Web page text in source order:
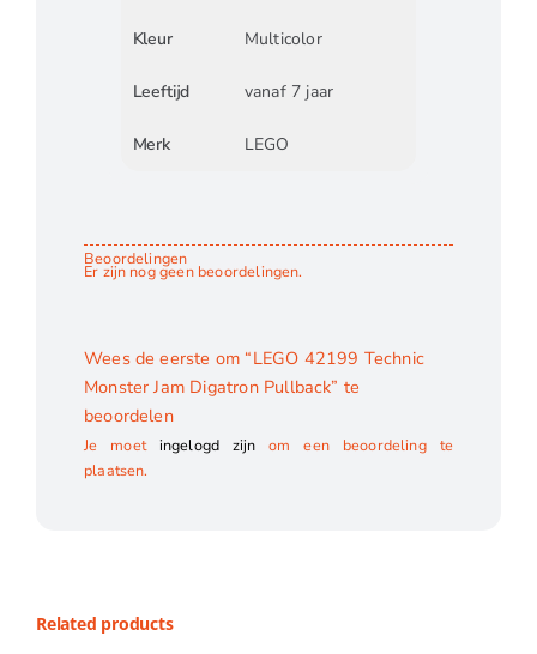
Kleur Multicolor
Leeftijd vanaf 7 jaar
Merk LEGO
Beoordelingen
Er zijn nog geen beoordelingen.
Wees de eerste om “LEGO 42199 Technic
Monster Jam Digatron Pullback” te
beoordelen
Je moet ingelogd zijn om een beoordeling te
plaatsen.
Related products